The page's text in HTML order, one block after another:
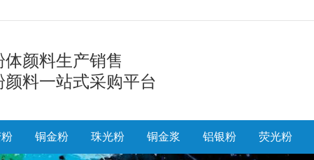
颜料生产销售
料一站式采购平台
铜金粉 珠光粉 铜金浆 铝银粉 荧光粉